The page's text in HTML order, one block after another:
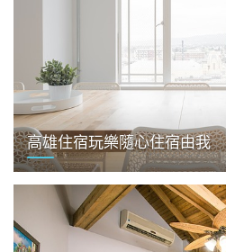
高雄住宿玩樂隨心住宿由我